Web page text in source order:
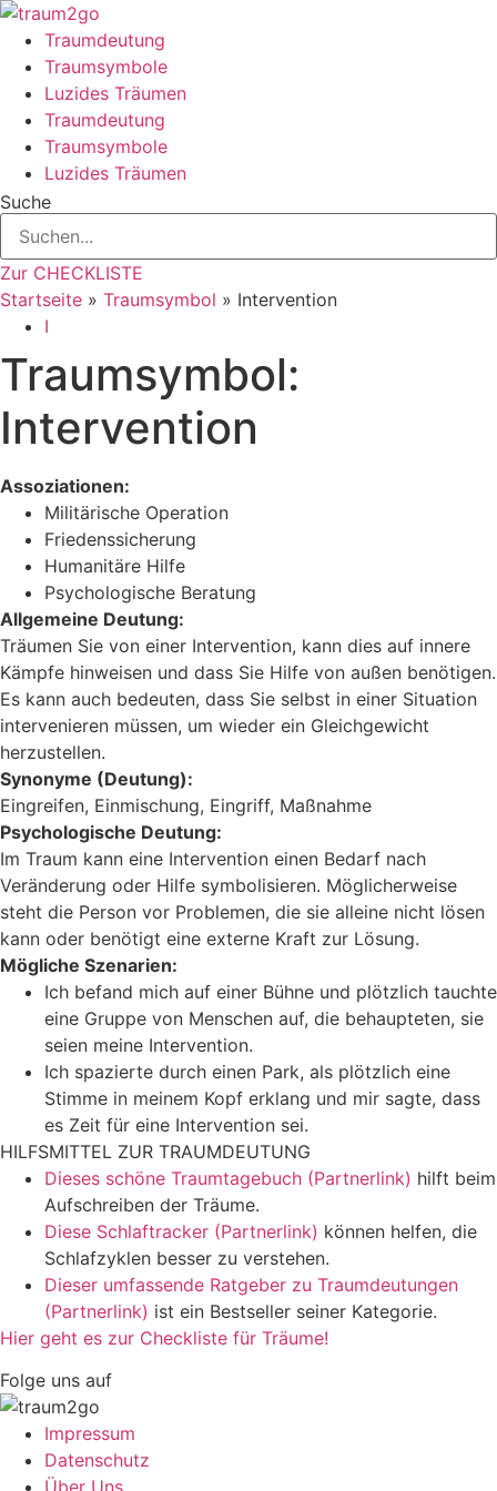
Zum
Inhalt
springen
Traumdeutung
Traumsymbole
Luzides Träumen
Traumdeutung
Traumsymbole
Luzides Träumen
Suche
Zur CHECKLISTE
Startseite » Traumsymbol » Intervention
I
Traumsymbol:
Intervention
Assoziationen:
Militärische Operation
Friedenssicherung
Humanitäre Hilfe
Psychologische Beratung
Allgemeine Deutung:
Träumen Sie von einer Intervention, kann dies auf innere
Kämpfe hinweisen und dass Sie Hilfe von außen benötigen.
Es kann auch bedeuten, dass Sie selbst in einer Situation
intervenieren müssen, um wieder ein Gleichgewicht
herzustellen.
Synonyme (Deutung):
Eingreifen, Einmischung, Eingriff, Maßnahme
Psychologische Deutung:
Im Traum kann eine Intervention einen Bedarf nach
Veränderung oder Hilfe symbolisieren. Möglicherweise
steht die Person vor Problemen, die sie alleine nicht lösen
kann oder benötigt eine externe Kraft zur Lösung.
Mögliche Szenarien:
Ich befand mich auf einer Bühne und plötzlich tauchte
eine Gruppe von Menschen auf, die behaupteten, sie
seien meine Intervention.
Ich spazierte durch einen Park, als plötzlich eine
Stimme in meinem Kopf erklang und mir sagte, dass
es Zeit für eine Intervention sei.
HILFSMITTEL ZUR TRAUMDEUTUNG
Dieses schöne Traumtagebuch (Partnerlink) hilft beim
Aufschreiben der Träume.
Diese Schlaftracker (Partnerlink) können helfen, die
Schlafzyklen besser zu verstehen.
Dieser umfassende Ratgeber zu Traumdeutungen
(Partnerlink) ist ein Bestseller seiner Kategorie.
Hier geht es zur Checkliste für Träume!
Folge uns auf
Impressum
Datenschutz